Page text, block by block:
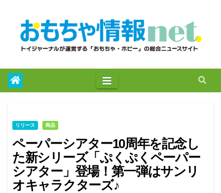
リリース 商品
ペーパーシアター10周年を記念し
た新シリーズ「ぷくぷくペーパー
シアター」登場！第⼀弾はサンリ
オキャラクターズ♪